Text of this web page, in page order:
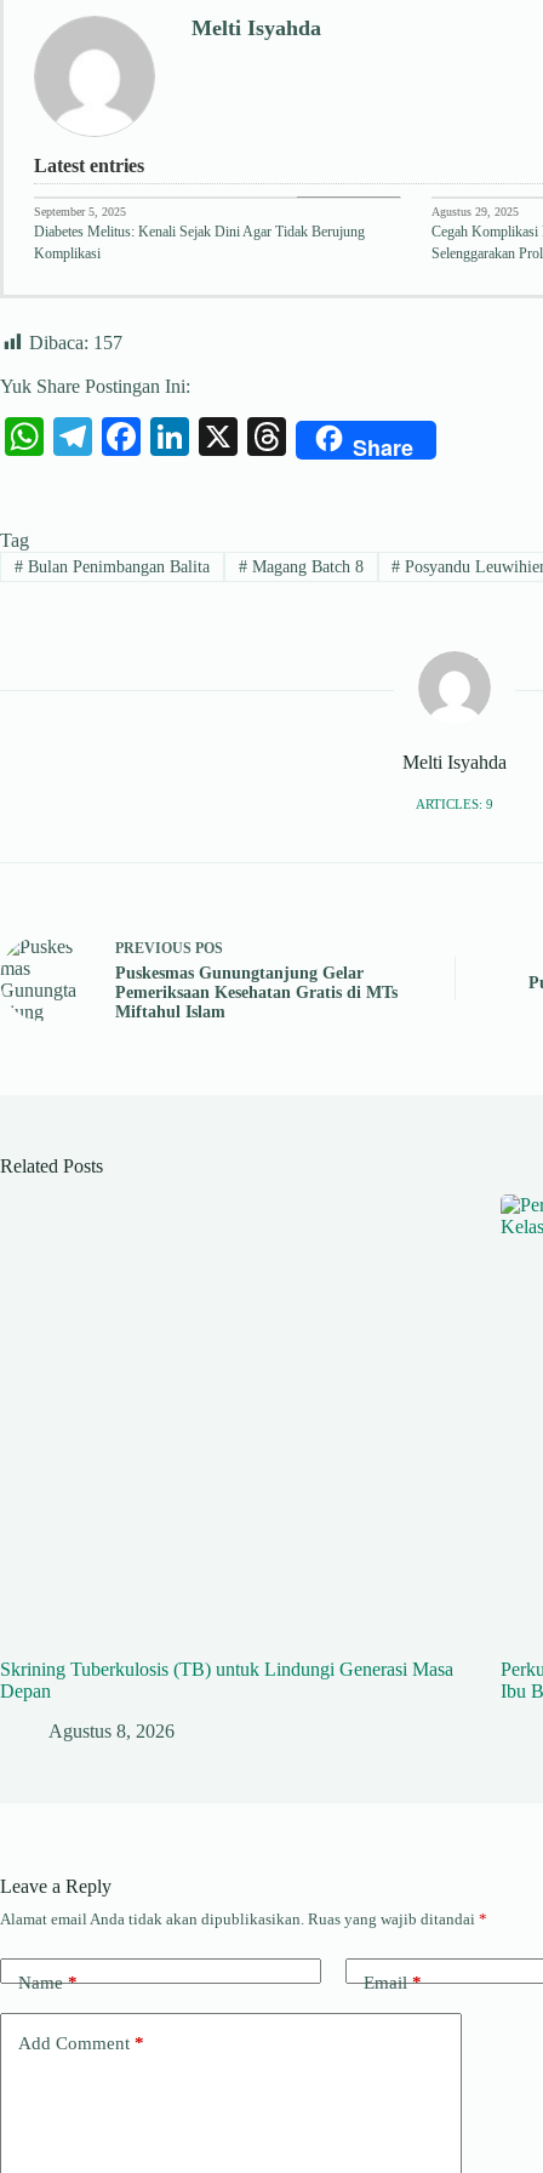
Melti Isyahda
Latest entries
September 5, 2025
Diabetes Melitus: Kenali Sejak Dini Agar Tidak Berujung
Komplikasi
Agustus 29, 2025
Cegah Komplikasi
Selenggarakan
Dibaca: 157
Yuk Share Postingan Ini:
W
A
Te
a
Fa
ok
Li
In
X
T
ds
Share
Tag
#Bulan Penimbangan Balita #Magang Batch 8 # Posyandu
Melti Isyahda
ARTICLES: 9
PREVIOUS POS
Puskesmas Gunungtanjung Gelar
Pemeriksaan Kesehatan Gratis di MTs
Miftahul Islam
Related Posts
Skrining Tuberkulosis (TB) untuk Lindungi Generasi Masa
Depan
Agustus 8, 2026
Ibu
Leave a Reply
Alamat email Anda tidak akan dipublikasikan. Ruas yang wajib ditandai *
Name* Email*
Add Comment *